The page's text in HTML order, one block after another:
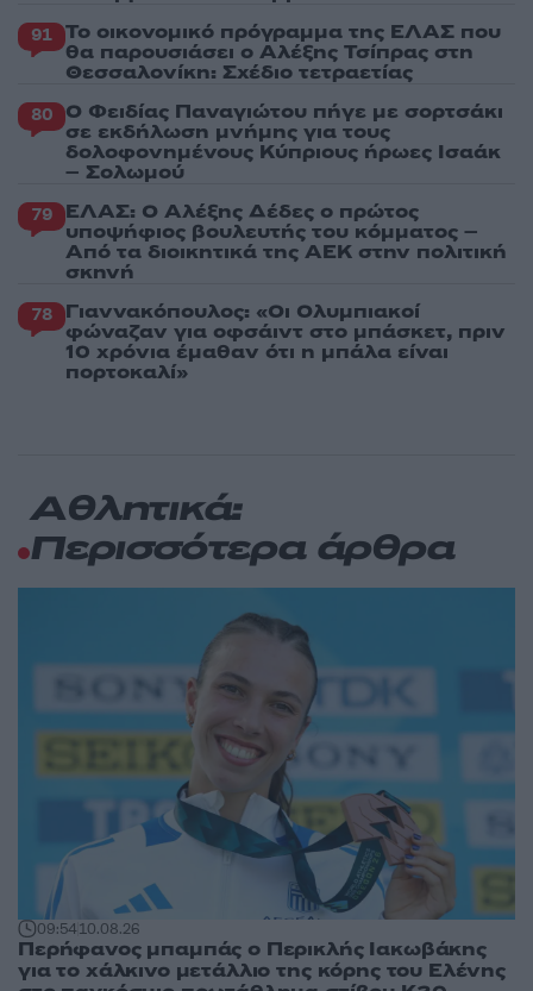
91 Το οικονομικό πρόγραμμα της ΕΛΑΣ που
θα παρουσιάσει ο Αλέξης Τσίπρας στη
Θεσσαλονίκη: Σχέδιο τετραετίας
80 Ο Φειδίας Παναγιώτου πήγε με σορτσάκι
σε εκδήλωση μνήμης για τους
δολοφονημένους Κύπριους ήρωες Ισαάκ
– Σολωμού
79 ΕΛΑΣ: Ο Αλέξης Δέδες ο πρώτος
υποψήφιος βουλευτής του κόμματος –
Από τα διοικητικά της ΑΕΚ στην πολιτική
σκηνή
78 Γιαννακόπουλος: «Οι Ολυμπιακοί
φώναζαν για οφσάιντ στο μπάσκετ, πριν
10 χρόνια έμαθαν ότι η μπάλα είναι
πορτοκαλί»
Αθλητικά:
Περισσότερα άρθρα
09:5410.08.26
Περήφανος μπαμπάς ο Περικλής Ιακωβάκης
για το χάλκινο μετάλλιο της κόρης του Ελένης